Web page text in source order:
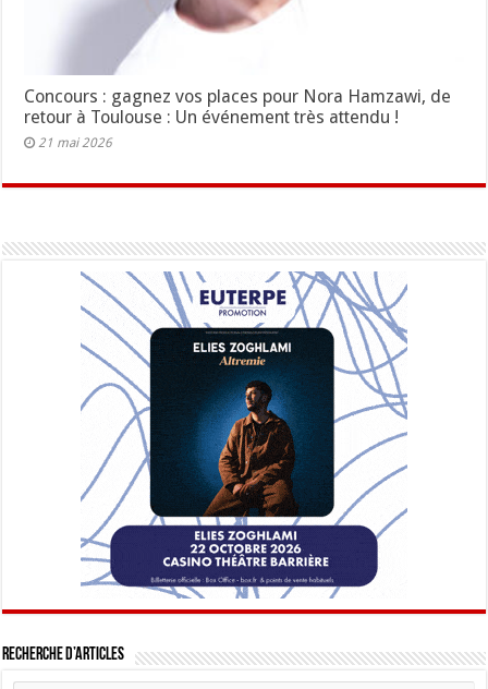
Concours : gagnez vos places pour Nora Hamzawi, de
retour à Toulouse : Un événement très attendu !
21 mai 2026
Recherche d’articles